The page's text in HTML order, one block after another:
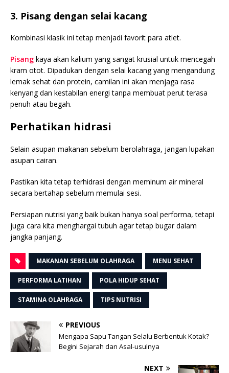
3. Pisang dengan selai kacang
Kombinasi klasik ini tetap menjadi favorit para atlet.
Pisang kaya akan kalium yang sangat krusial untuk mencegah
kram otot. Dipadukan dengan selai kacang yang mengandung
lemak sehat dan protein, camilan ini akan menjaga rasa
kenyang dan kestabilan energi tanpa membuat perut terasa
penuh atau begah.
Perhatikan hidrasi
Selain asupan makanan sebelum berolahraga, jangan lupakan
asupan cairan.
Pastikan kita tetap terhidrasi dengan meminum air mineral
secara bertahap sebelum memulai sesi.
Persiapan nutrisi yang baik bukan hanya soal performa, tetapi
juga cara kita menghargai tubuh agar tetap bugar dalam
jangka panjang.
MAKANAN SEBELUM OLAHRAGA MENU SEHAT
PERFORMA LATIHAN POLA HIDUP SEHAT
STAMINA OLAHRAGA TIPS NUTRISI
PREVIOUS
Mengapa Sapu Tangan Selalu Berbentuk Kotak?
Begini Sejarah dan Asal-usulnya
NEXT